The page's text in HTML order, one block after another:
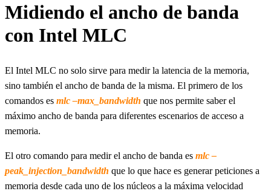
Midiendo el ancho de banda
con Intel MLC
El Intel MLC no solo sirve para medir la latencia de la memoria,
sino también el ancho de banda de la misma. El primero de los
comandos es mlc –max_bandwidth que nos permite saber el
máximo ancho de banda para diferentes escenarios de acceso a
memoria.
El otro comando para medir el ancho de banda es mlc –
peak_injection_bandwidth que lo que hace es generar peticiones a
memoria desde cada uno de los núcleos a la máxima velocidad